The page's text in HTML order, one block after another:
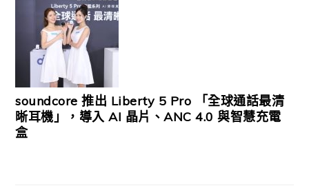
soundcore 推出 Liberty 5 Pro 「全球通話最清
晰耳機」，導入 AI 晶片、ANC 4.0 與智慧充電
盒